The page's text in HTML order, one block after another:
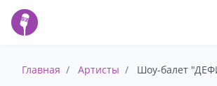
Главная Артисты Шоу-балет